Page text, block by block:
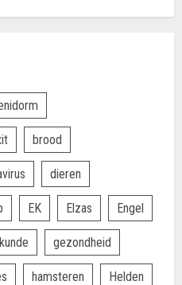
brood
dieren
EK Elzas Engel
gezondheid
hamsteren Helden